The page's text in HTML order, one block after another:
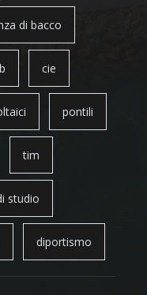
di bacco
cie
pontili
tim
studio
diportismo